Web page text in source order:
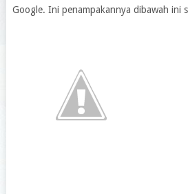
Google. Ini penampakannya dibawah ini